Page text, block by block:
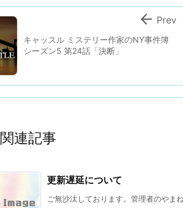
キャッスル ミステリー作家のNY事件簿
シーズン5 第24話「決断」
 Prev
関連記事
更新遅延について
ご無沙汰しております。管理者のやま